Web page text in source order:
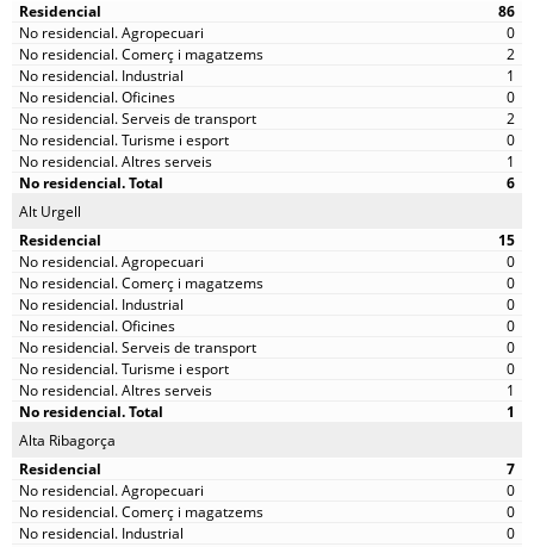
86
0
2
1
0
2
0
1
6
Alt Urgell
15
0
0
0
0
0
0
1
1
Alta Ribagorça
7
0
0
0